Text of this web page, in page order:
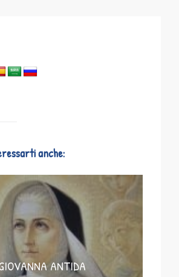
anche:
ANTIDA